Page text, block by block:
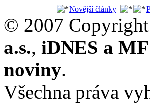
Novější články
© 2007 Copyright
a.s., iDNES a
noviny.
Všechna práva